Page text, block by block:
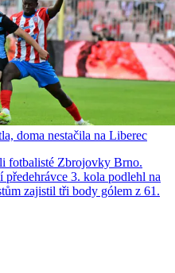
doma nestačila na Liberec
fotbalisté Zbrojovky Brno.
předehrávce 3. kola podlehl na
zajistil tři body gólem z 61.